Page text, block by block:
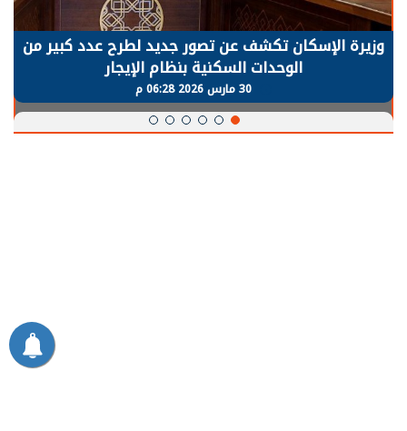
الرئيس السيسي: توقف الأنشطة في قطاع الطاقة
يحتاج إلى سنوات لعودة معدلات الإنتاج الطبيعية